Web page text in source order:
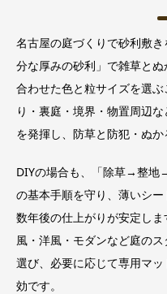
名古屋の庭づくりで砂利敷
分な厚みの砂利」で雑草と
合わせた色と粒サイズを選
り・裏庭・境界・物置周辺
を発揮し、防草と防犯・ぬか
DIYの場合も、「除草→整地
の基本手順を守り、薄いシー
数年後の仕上がりが安定し
風・洋風・モダンなど庭の
選び、必要に応じて専用マ
効です。